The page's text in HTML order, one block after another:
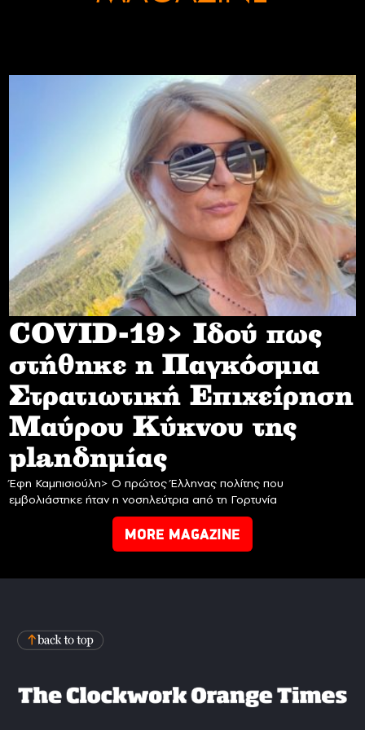
COVID-19> Iδού πως
στήθηκε η Παγκόσμια
Στρατιωτική Επιχείρηση
Mαύρου Κύκνου της
planδημίας
Έφη Καμπισιούλη> Ο πρώτος Έλληνας πολίτης που
εμβολιάστηκε ήταν η νοσηλεύτρια από τη Γορτυνία
MORE MAGAZINE